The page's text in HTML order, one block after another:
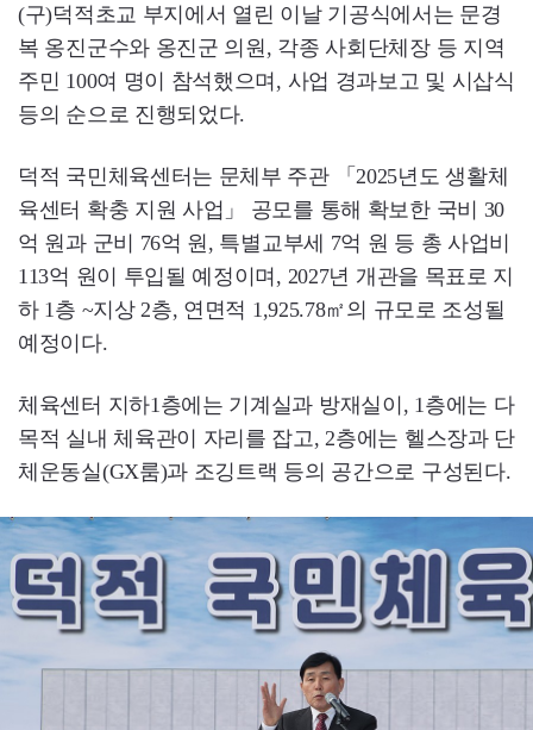
(구)덕적초교 부지에서 열린 이날 기공식에서는 문경
복 옹진군수와 옹진군 의원, 각종 사회단체장 등 지역
주민 100여 명이 참석했으며, 사업 경과보고 및 시삽식
등의 순으로 진행되었다.
덕적 국민체육센터는 문체부 주관 「2025년도 생활체
육센터 확충 지원 사업」 공모를 통해 확보한 국비 30
억 원과 군비 76억 원, 특별교부세 7억 원 등 총 사업비
113억 원이 투입될 예정이며, 2027년 개관을 목표로 지
하 1층 ~지상 2층, 연면적 1,925.78㎡의 규모로 조성될
예정이다.
체육센터 지하1층에는 기계실과 방재실이, 1층에는 다
목적 실내 체육관이 자리를 잡고, 2층에는 헬스장과 단
체운동실(GX룸)과 조깅트랙 등의 공간으로 구성된다.